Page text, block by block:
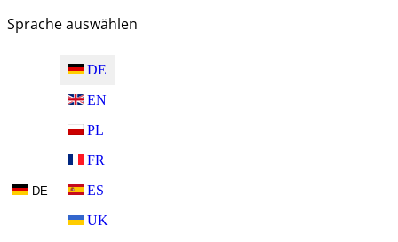
Sprache auswählen
DE
DE
EN
PL
FR
ES
UK